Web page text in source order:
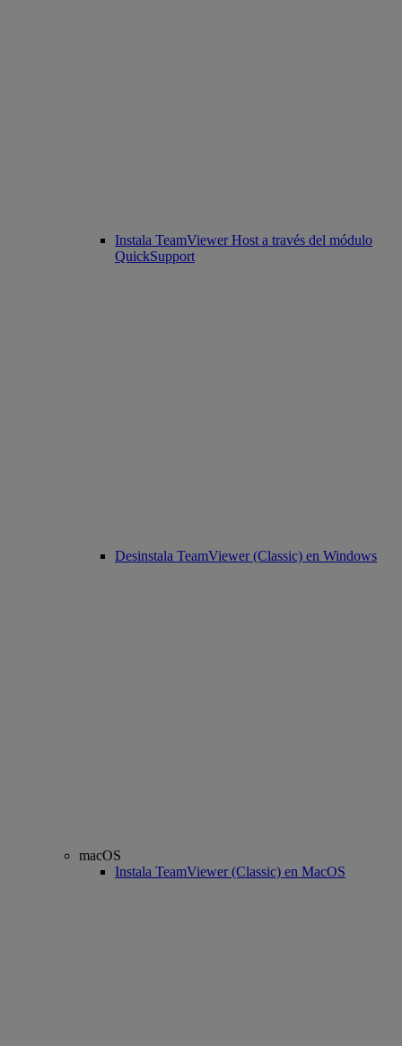
Instala TeamViewer Host a través del módulo
QuickSupport
Desinstala TeamViewer (Classic) en Windows
macOS
Instala TeamViewer (Classic) en MacOS